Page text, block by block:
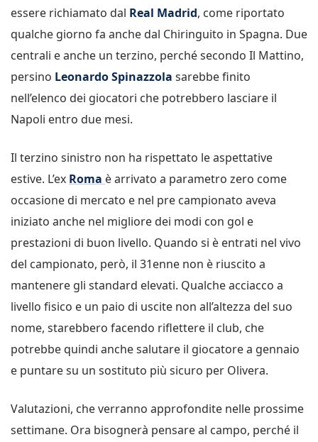
essere richiamato dal Real Madrid, come riportato
qualche giorno fa anche dal Chiringuito in Spagna. Due
centrali e anche un terzino, perché secondo Il Mattino,
persino Leonardo Spinazzola sarebbe finito
nell’elenco dei giocatori che potrebbero lasciare il
Napoli entro due mesi.
Il terzino sinistro non ha rispettato le aspettative
estive. L’ex Roma è arrivato a parametro zero come
occasione di mercato e nel pre campionato aveva
iniziato anche nel migliore dei modi con gol e
prestazioni di buon livello. Quando si è entrati nel vivo
del campionato, però, il 31enne non è riuscito a
mantenere gli standard elevati. Qualche acciacco a
livello fisico e un paio di uscite non all’altezza del suo
nome, starebbero facendo riflettere il club, che
potrebbe quindi anche salutare il giocatore a gennaio
e puntare su un sostituto più sicuro per Olivera.
Valutazioni, che verranno approfondite nelle prossime
settimane. Ora bisognerà pensare al campo, perché il